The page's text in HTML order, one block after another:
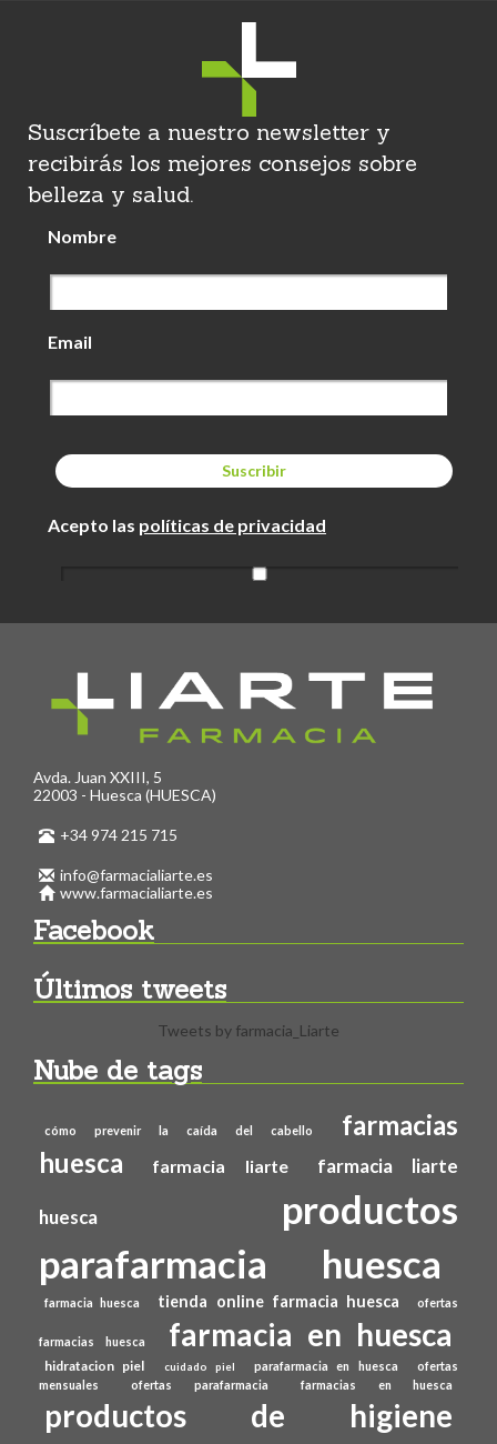
Suscríbete a nuestro newsletter y
recibirás los mejores consejos sobre
belleza y salud.
Nombre
Email
Acepto las políticas de privacidad
Avda. Juan XXIII, 5
22003 - Huesca (HUESCA)
+34 974 215 715
info@farmacialiarte.es
www.farmacialiarte.es
Facebook
Últimos tweets
Tweets by farmacia_Liarte
Nube de tags
cómo prevenir la caída del cabello
farmacias
huesca
farmacia liarte farmacia liarte
huesca
productos
parafarmacia huesca
farmacia huesca tienda online farmacia huesca ofertas
farmacias huesca farmacia en huesca
hidratacion piel cuidado piel parafarmacia en huesca
ofertas
mensuales
ofertas parafarmacia farmacias en huesca
productos de higiene